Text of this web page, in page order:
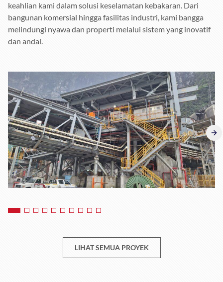
keahlian kami dalam solusi keselamatan kebakaran. Dari
bangunan komersial hingga fasilitas industri, kami bangga
melindungi nyawa dan properti melalui sistem yang inovatif
dan andal.
LIHAT SEMUA PROYEK